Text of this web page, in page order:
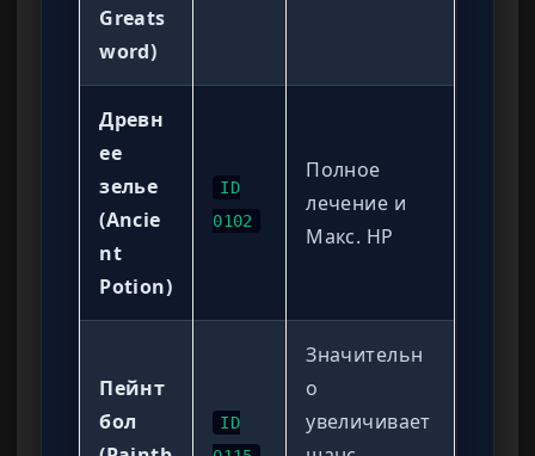
Greats
word)
Древн
ее
зелье
(Ancie
nt
Potion)
ID
0102
Полное
лечение и
Макс. HP
Пейнт
бол
ID
Значительн
о
увеличивает